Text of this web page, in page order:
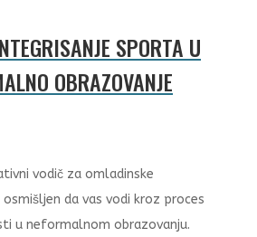
SPORTA U
OBRAZOVANJE
vodič za omladinske
da vas vodi kroz proces
u neformalnom obrazovanju.